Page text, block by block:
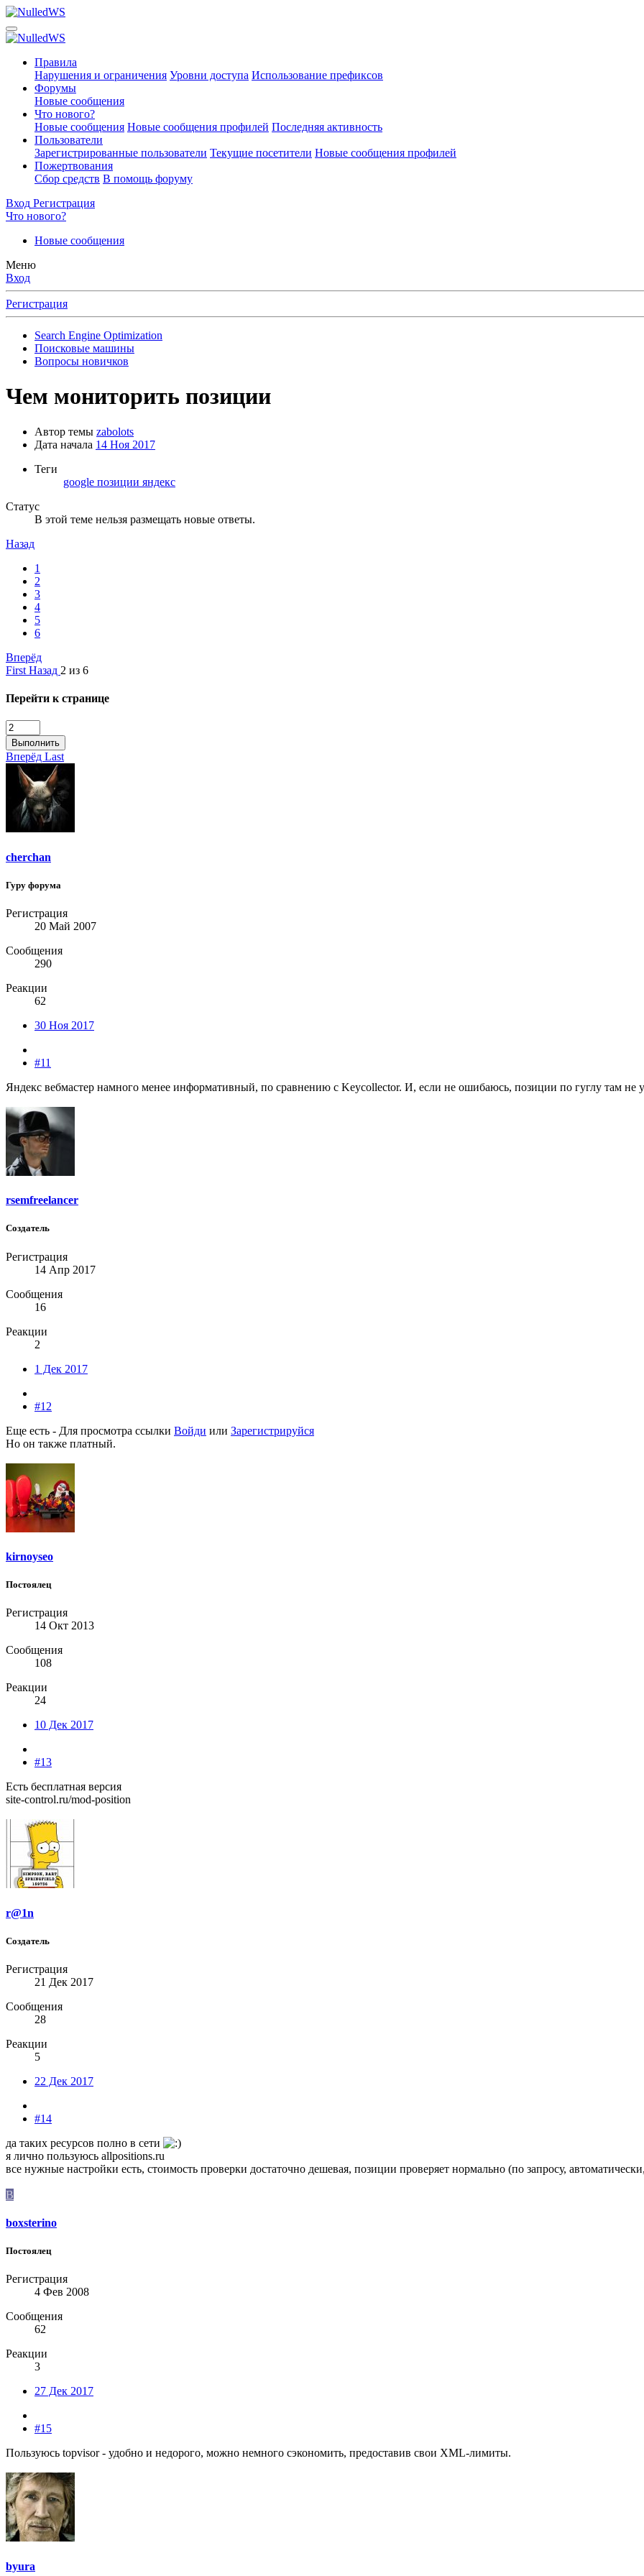
Правила
Нарушения и ограничения Уровни доступа Использование префиксов
Форумы
Новые сообщения
Что нового?
Новые сообщения Новые сообщения профилей Последняя активность
Пользователи
Зарегистрированные пользователи Текущие посетители Новые сообщения профилей
Пожертвования
Сбор средств В помощь форуму
Вход Регистрация
Что нового?
Новые сообщения
Меню
Вход
Регистрация
Search Engine Optimization
Поисковые машины
Вопросы новичков
Чем мониторить позиции
Автор темы zabolots
Дата начала 14 Ноя 2017
Теги
google позиции яндекс
Статус
В этой теме нельзя размещать новые ответы.
Назад
1
2
3
4
5
6
Вперёд
First Назад 2 из 6
Перейти к странице
Выполнить
Вперёд Last
cherchan
Гуру форума
Регистрация
20 Май 2007
Сообщения
290
Реакции
62
30 Ноя 2017
#11
Яндекс вебмастер намного менее информативный, по сравнению с Keycollector. И, если не ошибаюсь, позиции по гуглу там не
rsemfreelancer
Создатель
Регистрация
14 Апр 2017
Сообщения
16
Реакции
2
1 Дек 2017
#12
Еще есть - Для просмотра ссылки Войди или Зарегистрируйся
Но он также платный.
kirnoyseo
Постоялец
Регистрация
14 Окт 2013
Сообщения
108
Реакции
24
10 Дек 2017
#13
Есть бесплатная версия
site-control.ru/mod-position
r@1n
Создатель
Регистрация
21 Дек 2017
Сообщения
28
Реакции
5
22 Дек 2017
#14
да таких ресурсов полно в сети
я лично пользуюсь allpositions.ru
все нужные настройки есть, стоимость проверки достаточно дешевая, позиции проверяет нормально (по запросу,
B
boxsterino
Постоялец
Регистрация
4 Фев 2008
Сообщения
62
Реакции
3
27 Дек 2017
#15
Пользуюсь topvisor - удобно и недорого, можно немного сэкономить, предоставив свои XML-лимиты.
byura